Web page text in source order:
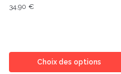
34,90 €
Choix des options